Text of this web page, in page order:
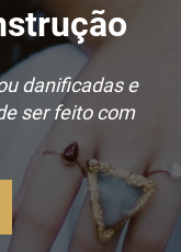
danificadas e
ser feito com